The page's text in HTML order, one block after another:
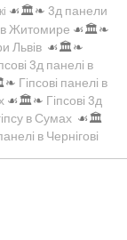
☙🏛️❧ 3д панели
Житомире ☙🏛️❧
Львів ☙🏛️❧
3д панелі в
Гіпсові панелі в
☙🏛️❧ Гіпсові 3д
в Сумах ☙🏛️
в Чернігові